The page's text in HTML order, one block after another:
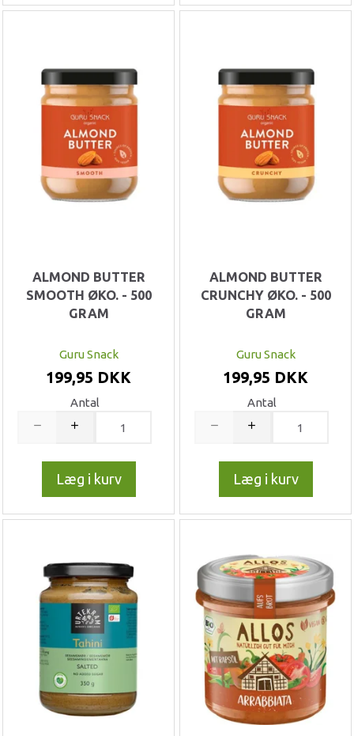
ALMOND BUTTER
SMOOTH ØKO. - 500
GRAM
Guru Snack
199,95 DKK
Antal
Læg i kurv
ALMOND BUTTER
CRUNCHY ØKO. - 500
GRAM
Guru Snack
199,95 DKK
Antal
Læg i kurv